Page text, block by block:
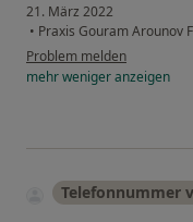
21. März 2022
• Praxis Gouram Arounov
Problem melden
mehrwenigeranzeigen
Telefonnummer